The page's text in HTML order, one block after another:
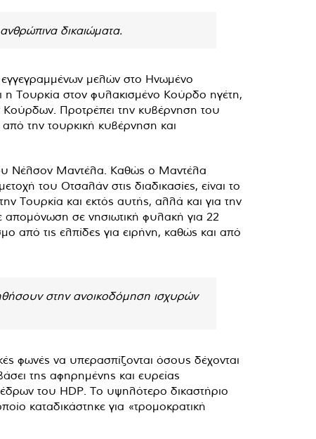
δικαιώματα.
εγγεγραμμένων μελών στο Ηνωμένο
η Τουρκία στον φυλακισμένο Κούρδο ηγέτη,
Κούρδων. Προτρέπει την κυβέρνηση του
την τουρκική κυβέρνηση και
Νέλσον Μαντέλα. Καθώς ο Μαντέλα
του Οτσαλάν στις διαδικασίες, είναι το
Τουρκία και εκτός αυτής, αλλά και για την
απομόνωση σε νησιωτική φυλακή για 22
από τις ελπίδες για ειρήνη, καθώς και από
στην ανοικοδόμηση ισχυρών
φωνές να υπερασπίζονται όσους δέχονται
της αφηρημένης και ευρείας
του HDP. Το υψηλότερο δικαστήριο
καταδικάστηκε για «τρομοκρατική